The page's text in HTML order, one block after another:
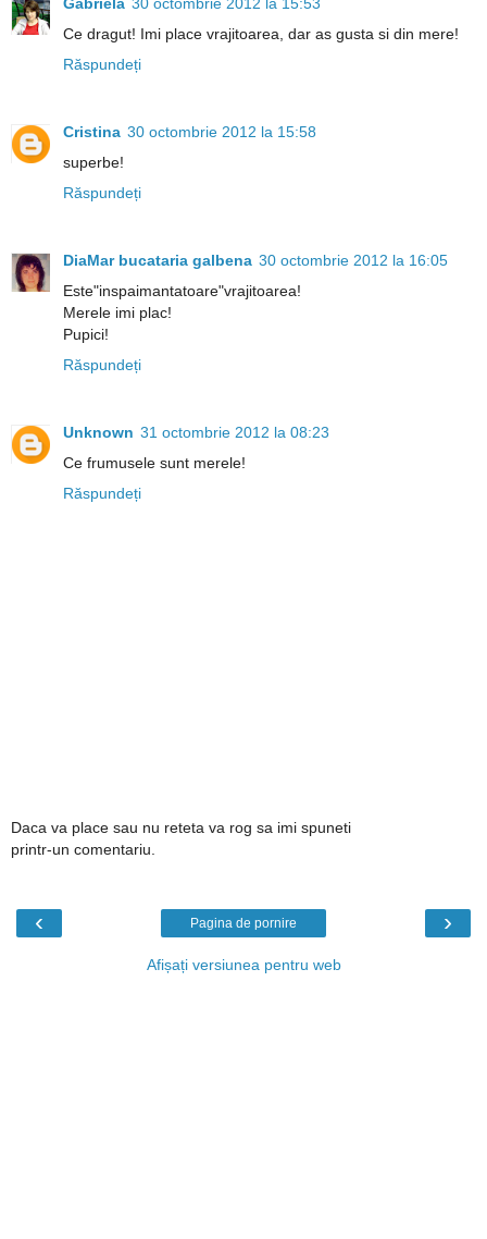
Ce dragut! Imi place vrajitoarea, dar as gusta si din mere!
Răspundeți
Cristina 30 octombrie 2012 la 15:58
superbe!
Răspundeți
DiaMar bucataria galbena 30 octombrie 2012 la 16:05
Este"inspaimantatoare"vrajitoarea!
Merele imi plac!
Pupici!
Răspundeți
Unknown 31 octombrie 2012 la 08:23
Ce frumusele sunt merele!
Răspundeți
Daca va place sau nu reteta va rog sa imi spuneti
printr-un comentariu.
‹ ›
Pagina de pornire
Afișați versiunea pentru web